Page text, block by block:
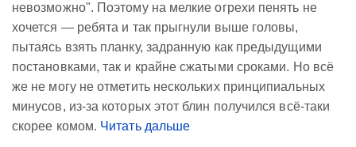
невозможно". Поэтому на мелкие огрехи пенять не
хочется — ребята и так прыгнули выше головы,
пытаясь взять планку, задранную как предыдущими
постановками, так и крайне сжатыми сроками. Но всё
же не могу не отметить нескольких принципиальных
минусов, из-за которых этот блин получился всё-таки
скорее комом. Читать дальше